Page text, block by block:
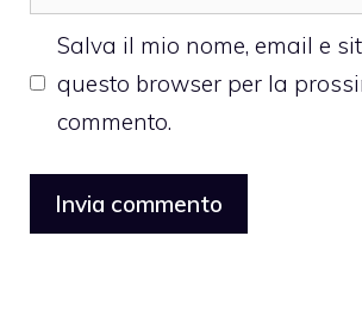
web
Salva il mio nome, email e
questo browser per la
commento.